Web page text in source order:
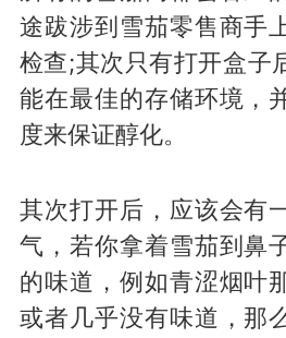
途跋涉到雪茄零售商手
检查;其次只有打开盒子
能在最佳的存储环境，
度来保证醇化。
其次打开后，应该会有
气，若你拿着雪茄到鼻
的味道，例如青涩烟叶
或者几乎没有味道，那